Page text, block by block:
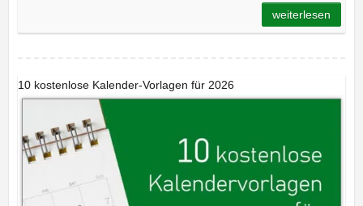
weiterlesen
10 kostenlose Kalender-Vorlagen für 2026